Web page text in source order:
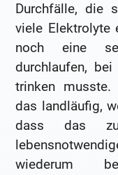
Durchfälle, die
viele Elektrolyte
noch eine
durchlaufen,
trinken musste.
das landläufig,
dass das
wiederum